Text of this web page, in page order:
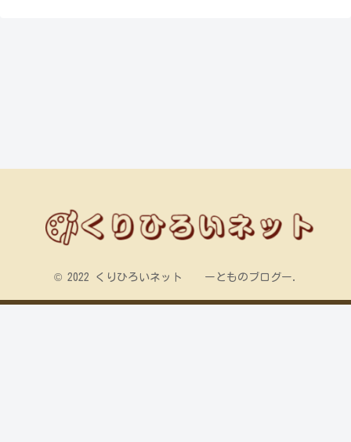
© 2022 くりひろいネット ーとものブログー.